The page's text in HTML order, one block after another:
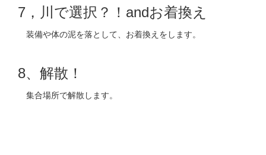
7，川で選択？！andお着換え
装備や体の泥を落として、お着換えをします。
8、解散！
集合場所で解散します。